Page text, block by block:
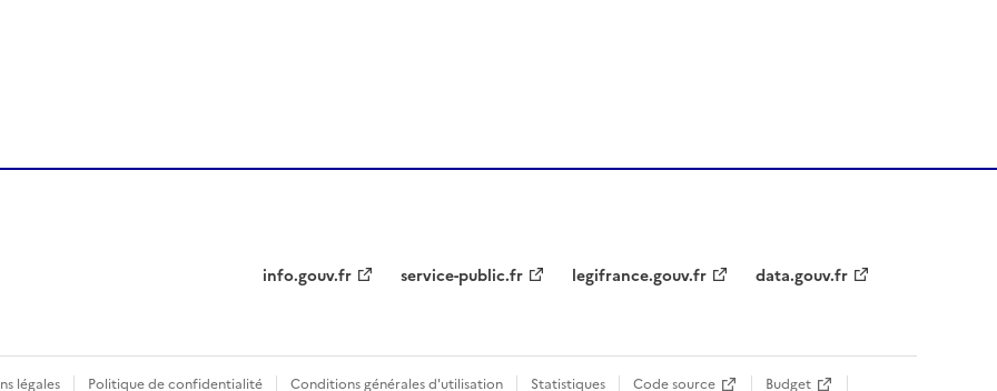
info.gouv.fr service-public.fr legifrance.gouv.fr data.gouv.fr
légales Politique de confidentialité Conditions générales d'utilisation Statistiques Code source Budget